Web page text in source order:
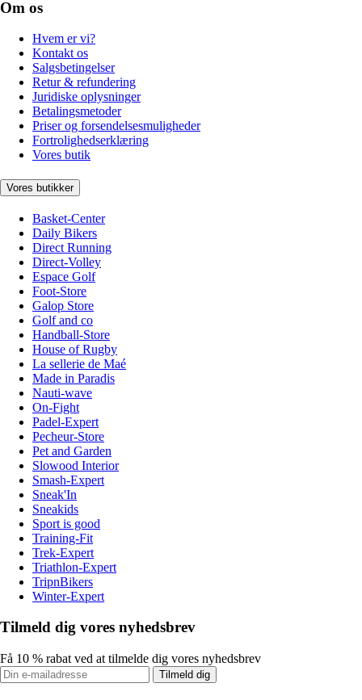
Om os
Hvem er vi?
Kontakt os
Salgsbetingelser
Retur & refundering
Juridiske oplysninger
Betalingsmetoder
Priser og forsendelsesmuligheder
Fortrolighedserklæring
Vores butik
Vores butikker
Basket-Center
Daily Bikers
Direct Running
Direct-Volley
Espace Golf
Foot-Store
Galop Store
Golf and co
Handball-Store
House of Rugby
La sellerie de Maé
Made in Paradis
Nauti-wave
On-Fight
Padel-Expert
Pecheur-Store
Pet and Garden
Slowood Interior
Smash-Expert
Sneak'In
Sneakids
Sport is good
Training-Fit
Trek-Expert
Triathlon-Expert
TripnBikers
Winter-Expert
Tilmeld dig vores nyhedsbrev
Få 10 % rabat ved at tilmelde dig vores nyhedsbrev
Tilmeld dig